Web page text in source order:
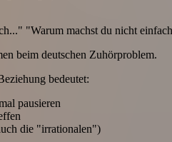
"Warum machst du nicht
beim deutschen Zuhörproblem.
bedeutet:
pausieren
die "irrationalen")